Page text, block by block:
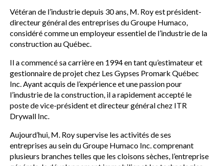
Vétéran de l’industrie depuis 30 ans, M. Roy est président-
directeur général des entreprises du Groupe Humaco,
considéré comme un employeur essentiel de l’industrie de la
construction au Québec.
Il a commencé sa carrière en 1994 en tant qu’estimateur et
gestionnaire de projet chez Les Gypses Promark Québec
Inc. Ayant acquis de l’expérience et une passion pour
l’industrie de la construction, il a rapidement accepté le
poste de vice-président et directeur général chez ITR
Drywall Inc.
Aujourd’hui, M. Roy supervise les activités de ses
entreprises au sein du Groupe Humaco Inc. comprenant
plusieurs branches telles que les cloisons sèches, l’entreprise